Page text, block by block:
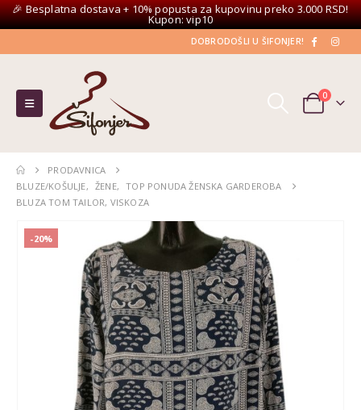
🎉 Besplatna dostava + 10% popusta za kupovinu preko 3.000 RSD!
Kupon: vip10
DOBRODOŠLI U ŠIFONJER!
0
PRODAVNICA
BLUZE/KOŠULJE, ŽENE,
TOP PONUDA ŽENSKA GARDEROBA
BLUZA TOM TAILOR, VISKOZA
-20%